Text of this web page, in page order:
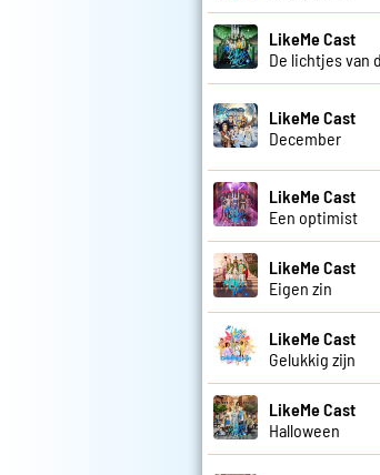
LikeMe Cast
De lichtjes van
LikeMe Cast
December
LikeMe Cast
Een optimist
LikeMe Cast
Eigen zin
LikeMe Cast
Gelukkig zijn
LikeMe Cast
Halloween